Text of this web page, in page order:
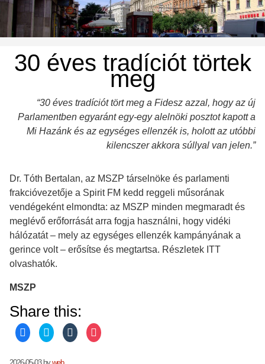
30 éves tradíciót törtek
meg
“30 éves tradíciót tört meg a Fidesz azzal, hogy az új
Parlamentben egyaránt egy-egy alelnöki posztot kapott a
Mi Hazánk és az egységes ellenzék is, holott az utóbbi
kilencszer akkora súllyal van jelen.”
Dr. Tóth Bertalan, az MSZP társelnöke és parlamenti
frakcióvezetője a Spirit FM kedd reggeli műsorának
vendégeként elmondta: az MSZP minden megmaradt és
meglévő erőforrását arra fogja használni, hogy vidéki
hálózatát – mely az egységes ellenzék kampányának a
gerince volt – erősítse és megtartsa. Részletek ITT
olvashatók.
MSZP
Share this:
C
l
k
C
l
k
C
l
C
l